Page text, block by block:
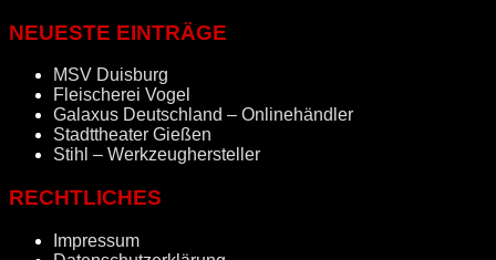
NEUESTE EINTRÄGE
MSV Duisburg
Fleischerei Vogel
Galaxus Deutschland – Onlinehändler
Stadttheater Gießen
Stihl – Werkzeughersteller
RECHTLICHES
Impressum